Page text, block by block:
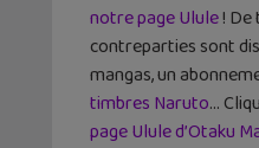
notre page Ulule!
contreparties sont
mangas, un
timbres Naruto…
page Ulule d’Otaku